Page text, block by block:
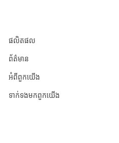
ផលិតផល
ព័ត៌មាន
អំពី​ពួក​យើង
ទាក់ទង​មក​ពួក​យើង